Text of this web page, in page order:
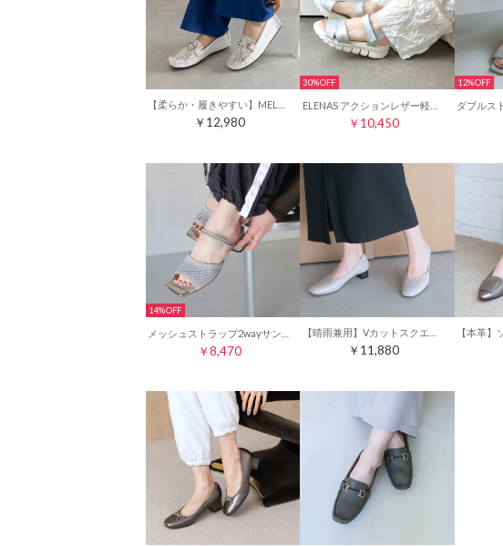
￥12,980
30%
ELENAS アクションレザー軽量ベルクロストラップサンダル （シルバー）
￥10,450
12%
14%
￥8,470 ￥11,880